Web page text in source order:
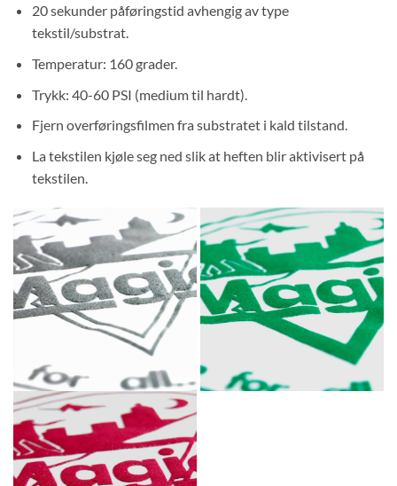
20 sekunder påføringstid avhengig av type
tekstil/substrat.
Temperatur: 160 grader.
Trykk: 40-60 PSI (medium til hardt).
Fjern overføringsfilmen fra substratet i kald tilstand.
La tekstilen kjøle seg ned slik at heften blir aktivisert på
tekstilen.